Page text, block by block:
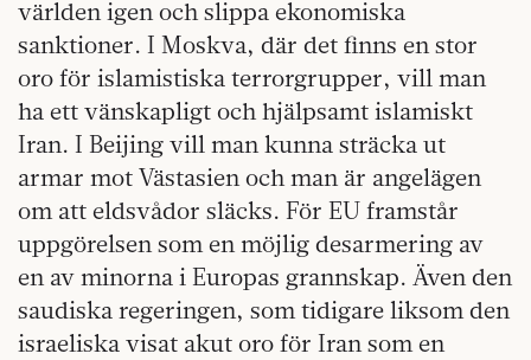
världen igen och slippa ekonomiska
sanktioner. I Moskva, där det finns en stor
oro för islamistiska terrorgrupper, vill man
ha ett vänskapligt och hjälpsamt islamiskt
Iran. I Beijing vill man kunna sträcka ut
armar mot Västasien och man är angelägen
om att eldsvådor släcks. För EU framstår
uppgörelsen som en möjlig desarmering av
en av minorna i Europas grannskap. Även den
saudiska regeringen, som tidigare liksom den
israeliska visat akut oro för Iran som en